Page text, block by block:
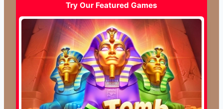
Try Our Featured Games